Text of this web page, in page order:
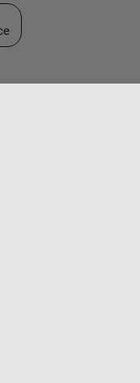
un site web